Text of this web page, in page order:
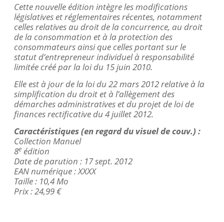
Cette nouvelle édition intègre les modifications
législatives et réglementaires récentes, notamment
celles relatives au droit de la concurrence, au droit
de la consommation et à la protection des
consommateurs ainsi que celles portant sur le
statut d’entrepreneur individuel à responsabilité
limitée créé par la loi du 15 juin 2010.
Elle est à jour de la loi du 22 mars 2012 relative à la
simplification du droit et à l’allègement des
démarches administratives et du projet de loi de
finances rectificative du 4 juillet 2012.
Caractéristiques (en regard du visuel decouv.) :
Collection Manuel
8e édition
Date de parution : 17 sept. 2012
EAN numérique : XXXX
Taille : 10,4 Mo
Prix : 24,99 €